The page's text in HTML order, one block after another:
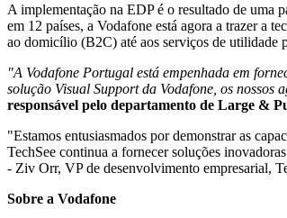
A implementação na EDP é o resultado de uma
em 12 países, a Vodafone está agora a trazer a
ao domicílio (B2C) até aos serviços de utilidade
"A Vodafone Portugal está empenhada em
solução Visual Support da Vodafone, os
responsável pelo departamento de Large &
"Estamos entusiasmados por demonstrar as
TechSee continua a fornecer soluções
- Ziv Orr, VP de desenvolvimento empresarial,
Sobre a Vodafone